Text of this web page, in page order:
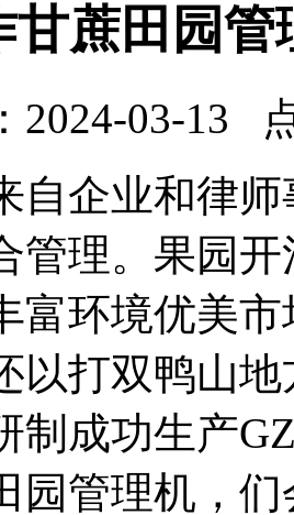
甘蔗田园管
2024-03-13
企业和律师
管理。果园
富环境优美
以打双鸭山
制成功生产
园管理机，